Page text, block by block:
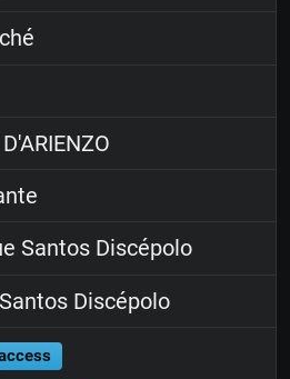
Santos Discépolo
Discépolo